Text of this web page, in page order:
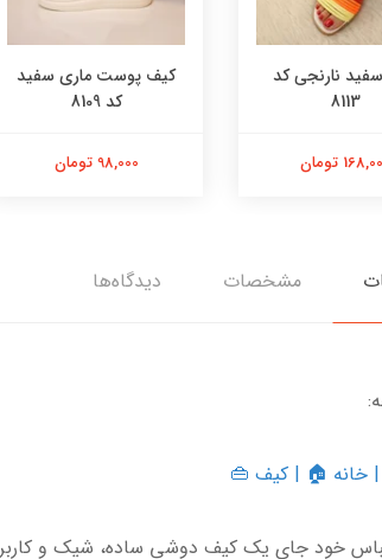
نارنجی کد
8113
تومان
کیف پوست ماری سفید
کد 8109
98,000 تومان
مشخصات دیدگاه‌ها
خانه 🏠 | کیف 👜
خود جای یک کیف دوشی ساده، شیک و